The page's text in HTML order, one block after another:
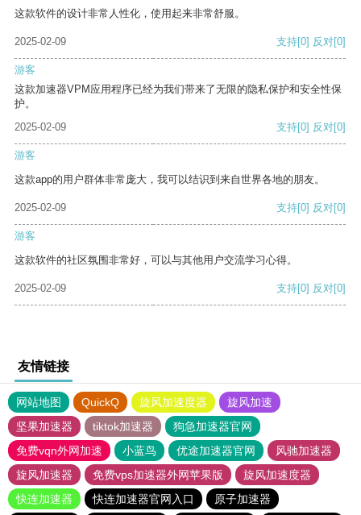
这款软件的设计非常人性化，使用起来非常舒服。
2025-02-09 支持[0] 反对[0]
游客
这款加速器VPM应用程序已经为我们带来了无限的隐私保护和安全性保
护。
2025-02-09
支持[0] 反对[0]
游客
这款app的用户群体非常庞大，我可以结识到来自世界各地的朋友。
2025-02-09 支持[0] 反对[0]
游客
这款软件的社区氛围非常好，可以与其他用户交流学习心得。
2025-02-09 支持[0] 反对[0]
友情链接
网站地图 QuickQ 旋风加速度器
旋风加速
坚果加速器
tiktok加速器
狗急加速器官网
免费vqn外网加速
小蓝鸟 优途加速器官网
风驰加速器
旋风加速器
免费vps加速器外网苹果版
旋风加速度器
快连加速器
快连加速器官网入口 原子加速器